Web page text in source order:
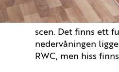
Lokalen erbjuder
stolar. Utöver sin
scen. Det finns ett
nedervåningen
RWC, men hiss